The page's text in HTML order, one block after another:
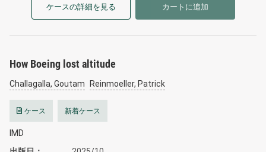
ケースの詳細を見る カートに追加
How Boeing lost altitude
Challagalla, Goutam Reinmoeller, Patrick
ケース 新着ケース
IMD